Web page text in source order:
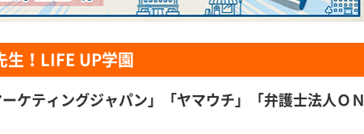
生！LIFE UP学園
ケティングジャパン」「ヤマウチ」「弁護士法人ＯＮ